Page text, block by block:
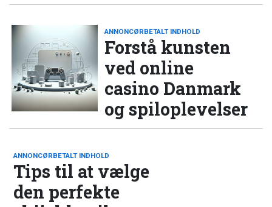
ANNONCØRBETALT INDHOLD
Forstå kunsten
ved online
casino Danmark
og spiloplevelser
ANNONCØRBETALT INDHOLD
Tips til at vælge
den perfekte